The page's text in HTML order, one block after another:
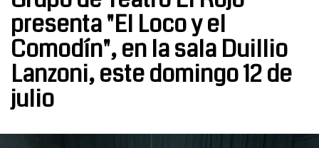
presenta "El Loco y el
Comodín", en la sala Duillio
Lanzoni, este domingo 12 de
julio